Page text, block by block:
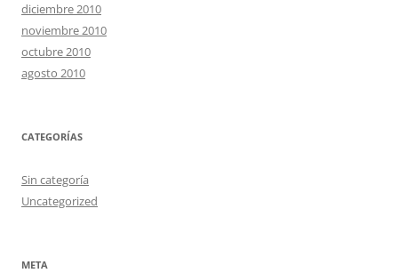
diciembre 2010
noviembre 2010
octubre 2010
agosto 2010
CATEGORÍAS
Sin categoría
Uncategorized
META